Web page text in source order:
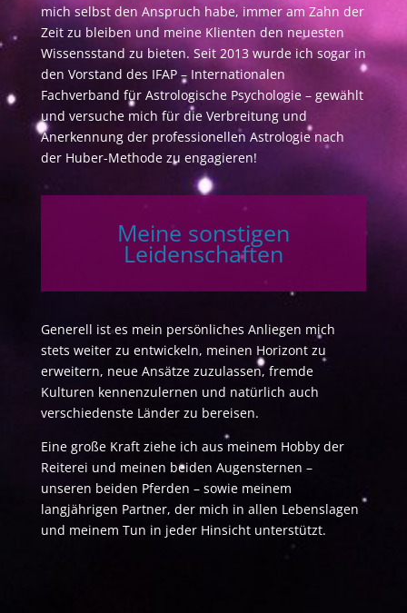
mich selbst den Anspruch habe, immer am Zahn der
Zeit zu bleiben und meine Klienten den neuesten
Wissensstand zu bieten. Seit 2013 wurde ich sogar in
den Vorstand des IFAP – Internationalen
Fachverband für Astrologische Psychologie – gewählt
und versuche mich für die Verbreitung und
Anerkennung der professionellen Astrologie nach
der Huber-Methode zu engagieren!
Meine sonstigen
Leidenschaften
Generell ist es mein persönliches Anliegen mich
stets weiter zu entwickeln, meinen Horizont zu
erweitern, neue Ansätze zuzulassen, fremde
Kulturen kennenzulernen und natürlich auch
verschiedenste Länder zu bereisen.
Eine große Kraft ziehe ich aus meinem Hobby der
Reiterei und meinen beiden Augensternen –
unseren beiden Pferden – sowie meinem
langjährigen Partner, der mich in allen Lebenslagen
und meinem Tun in jeder Hinsicht unterstützt.